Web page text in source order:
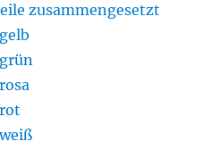
zusammengesetzt